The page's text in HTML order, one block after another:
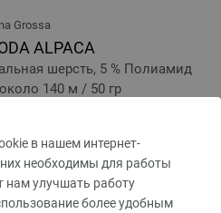
в нашем интернет-
необходимы для работы
нам улучшать работу
более удобным
Grossa
ALPACA
шерсть, 5 % Полиамид
140 м / 50 гр
$
Цена за единицу: 149,60 € / kg
next